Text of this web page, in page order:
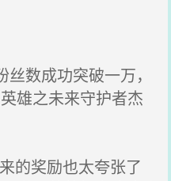
数成功突破一万，
雄之未来守护者杰
的奖励也太夸张了